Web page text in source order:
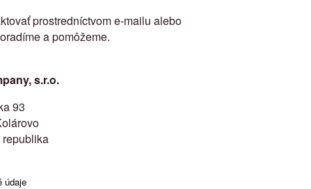
prostredníctvom e-mailu alebo
a pomôžeme.
s.r.o.
93
údaje